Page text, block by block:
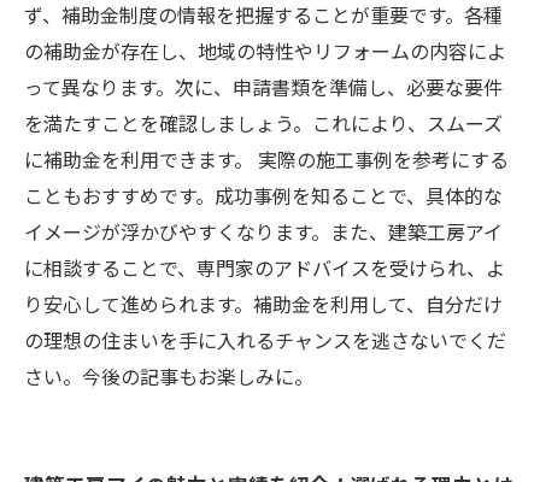
ず、補助金制度の情報を把握することが重要です。各種
の補助金が存在し、地域の特性やリフォームの内容によ
って異なります。次に、申請書類を準備し、必要な要件
を満たすことを確認しましょう。これにより、スムーズ
に補助金を利用できます。 実際の施工事例を参考にする
こともおすすめです。成功事例を知ることで、具体的な
イメージが浮かびやすくなります。また、建築工房アイ
に相談することで、専門家のアドバイスを受けられ、よ
り安心して進められます。補助金を利用して、自分だけ
の理想の住まいを手に入れるチャンスを逃さないでくだ
さい。今後の記事もお楽しみに。